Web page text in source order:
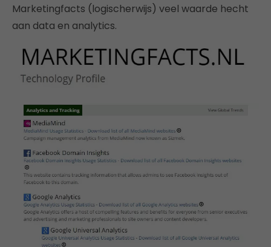
Marketingfacts (logischerwijs) veel waarde hecht
aan data en analytics.